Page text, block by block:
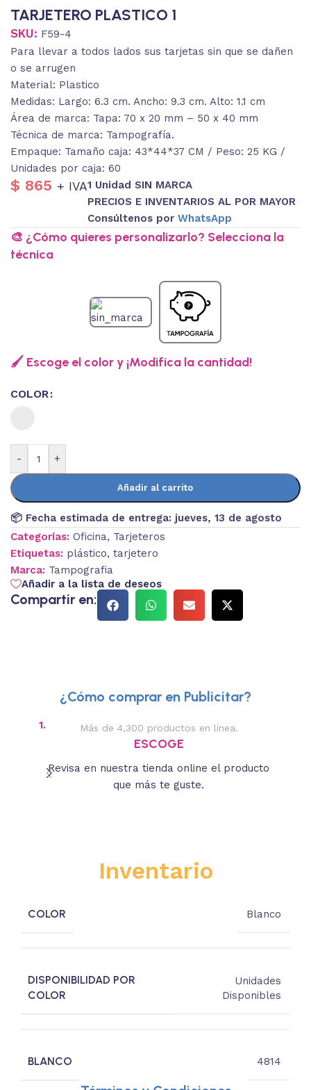
TARJETERO PLASTICO 1
SKU: F59-4
Para llevar a todos lados sus tarjetas sin que se dañen
o se arrugen
Material: Plastico
Medidas: Largo: 6.3 cm. Ancho: 9.3 cm. Alto: 1.1 cm
Área de marca: Tapa: 70 x 20 mm – 50 x 40 mm
Técnica de marca: Tampografía.
Empaque: Tamaño caja: 43*44*37 CM / Peso: 25 KG /
Unidades por caja: 60
$ 865 + IVA1 Unidad SIN MARCA
PRECIOS E INVENTARIOS AL POR MAYOR
Consúltenos por WhatsApp
🎨 ¿Cómo quieres personalizarlo? Selecciona la
técnica
🖌️ Escoge el color y ¡Modifica la cantidad!
COLOR
- +
Añadir al carrito
📦 Fecha estimada de entrega: jueves, 13 de agosto
Categorías: Oficina, Tarjeteros
Etiquetas: plástico, tarjetero
Marca: Tampografia
Añadir a la lista de deseos
Compartir en:
¿Cómo comprar en Publicitar?
1. Más de 4,300 productos en línea.
ESCOGE
Revisa en nuestra tienda online el producto
que más te guste.
Inventario
COLOR Blanco
DISPONIBILIDAD POR
COLOR
Unidades
Disponibles
BLANCO 4814